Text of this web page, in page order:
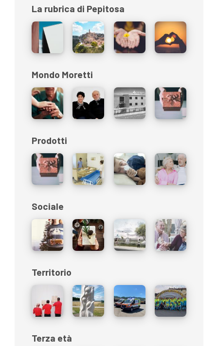
La rubrica di Pepitosa
Mondo Moretti
Prodotti
Sociale
Territorio
Terza età